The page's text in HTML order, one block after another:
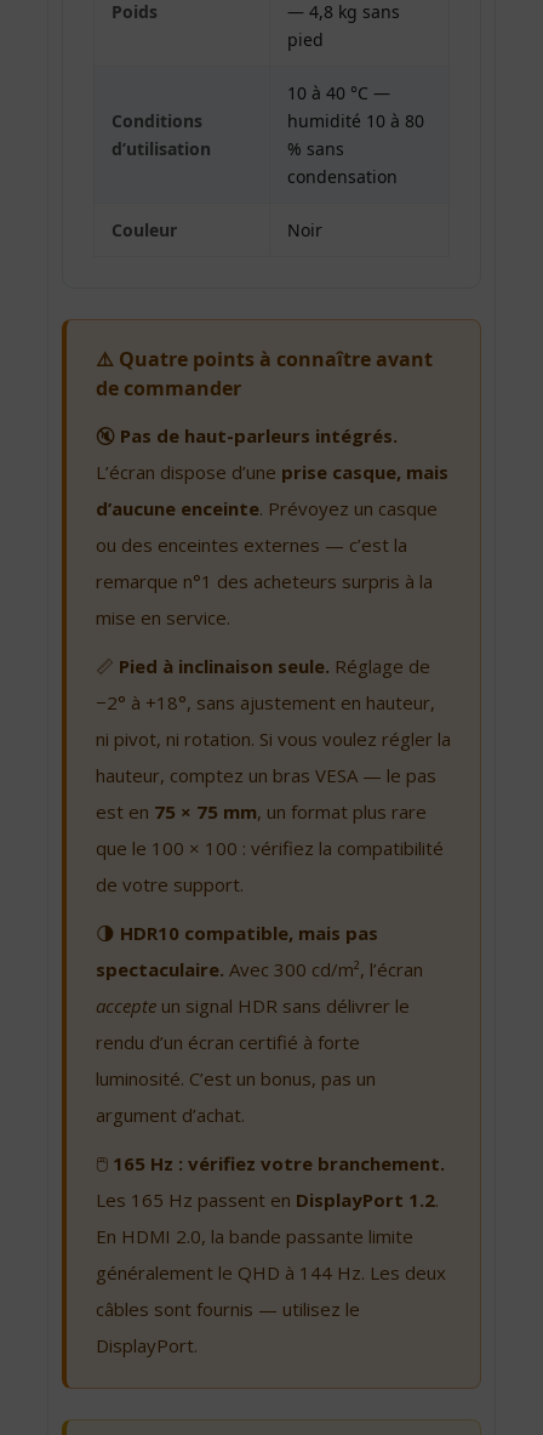
Poids
— 4,8 kg sans
pied
Conditions
d’utilisation
10 à 40 °C —
humidité 10 à 80
% sans
condensation
Couleur Noir
⚠️ Quatre points à connaître avant
de commander
🔇 Pas de haut-parleurs intégrés.
L’écran dispose d’une prise casque, mais
d’aucune enceinte. Prévoyez un casque
ou des enceintes externes — c’est la
remarque n°1 des acheteurs surpris à la
mise en service.
📏 Pied à inclinaison seule. Réglage de
−2° à +18°, sans ajustement en hauteur,
ni pivot, ni rotation. Si vous voulez régler la
hauteur, comptez un bras VESA — le pas
est en 75 × 75 mm, un format plus rare
que le 100 × 100 : vérifiez la compatibilité
de votre support.
🌗 HDR10 compatible, mais pas
spectaculaire. Avec 300 cd/m², l’écran
accepteun signal HDR sans délivrer le
rendu d’un écran certifié à forte
luminosité. C’est un bonus, pas un
argument d’achat.
🖱️ 165 Hz : vérifiez votre branchement.
Les 165 Hz passent en DisplayPort 1.2.
En HDMI 2.0, la bande passante limite
généralement le QHD à 144 Hz. Les deux
câbles sont fournis — utilisez le
DisplayPort.